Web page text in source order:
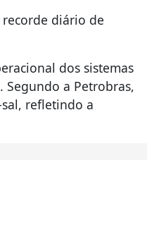
diário de
dos sistemas
a Petrobras,
refletindo a